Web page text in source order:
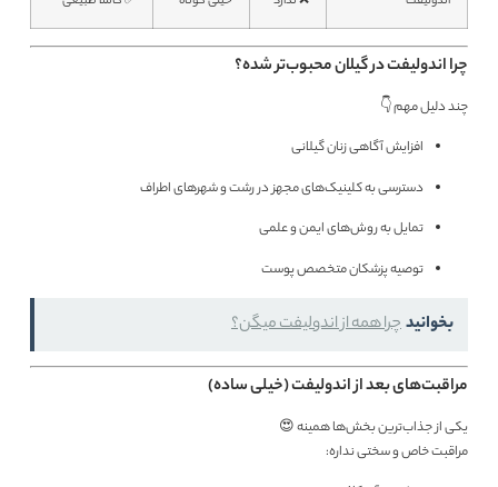
چرا اندولیفت در گیلان محبوب‌تر شده؟
چند دلیل مهم 👇
افزایش آگاهی زنان گیلانی
دسترسی به کلینیک‌های مجهز در رشت و شهرهای اطراف
تمایل به روش‌های ایمن و علمی
توصیه پزشکان متخصص پوست
بخوانیدچرا همه از اندولیفت میگن؟
مراقبت‌های بعد از اندولیفت (خیلی ساده)
یکی از جذاب‌ترین بخش‌ها همینه 😍
مراقبت خاص و سختی نداره: